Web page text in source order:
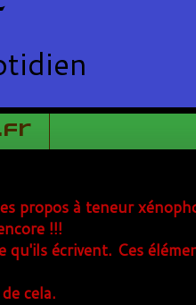
propos à teneur
!!!
écrivent. Ces
cela.